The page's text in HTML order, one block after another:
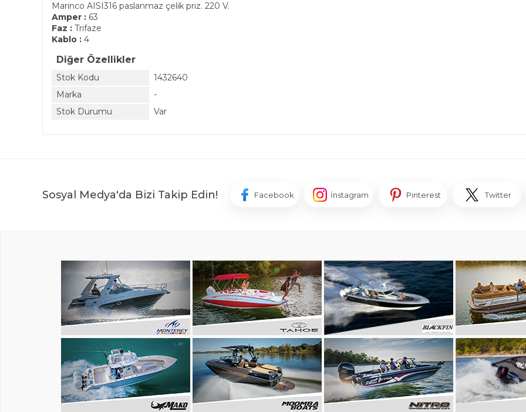
Marinco AISI316 paslanmaz çelik priz. 220 V.
Amper : 63
Faz : Trifaze
Kablo : 4
Diğer Özellikler
Stok Kodu
1432640
Marka
-
Stok Durumu
Var
Sosyal Medya'da Bizi Takip Edin! Facebook İnstagram Pinterest Twitter